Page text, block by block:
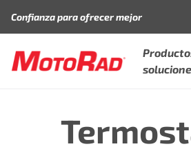
Confianza para ofrecer mejor